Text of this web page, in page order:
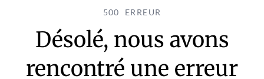
500 ERREUR
Désolé, nous avons
rencontré une erreur